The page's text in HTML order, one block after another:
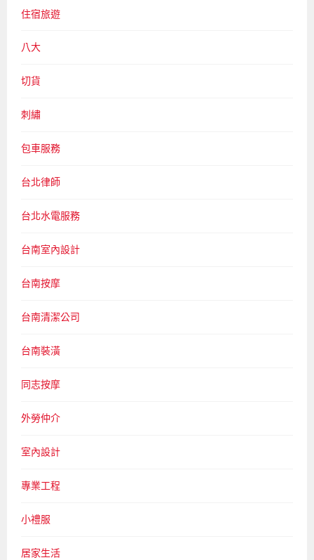
住宿旅遊
八大
切貨
刺繡
包車服務
台北律師
台北水電服務
台南室內設計
台南按摩
台南清潔公司
台南裝潢
同志按摩
外勞仲介
室內設計
專業工程
小禮服
居家生活